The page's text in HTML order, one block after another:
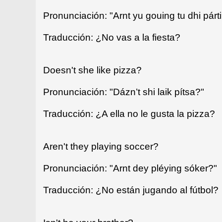
Pronunciación: "Arnt yu gouing tu dhi
Traducción: ¿No vas a la fiesta?
Doesn't she like pizza?
Pronunciación: "Dázn’t shi laik pítsa?"
Traducción: ¿A ella no le gusta la pizza?
Aren't they playing soccer?
Pronunciación: "Arnt dey pléying sóker?"
Traducción: ¿No están jugando al fútbol?